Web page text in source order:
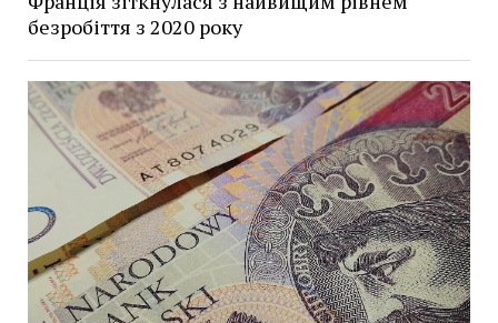
безробіття з 2020 року